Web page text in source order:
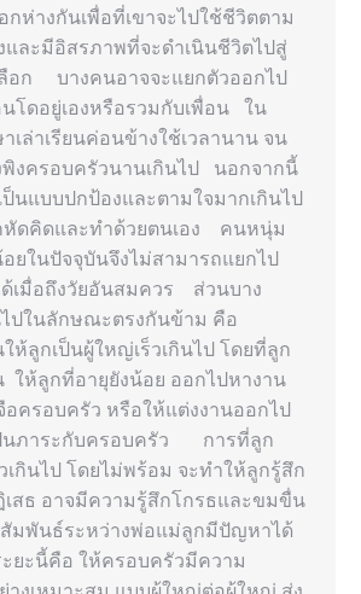
กห่างกันเพื่อที่เขาจะไปใช้ชีวิตตาม
และมีอิสรภาพที่จะดำเนินชีวิตไปสู่
อก บางคนอาจจะแยกตัวออกไป
โดอยู่เองหรือรวมกับเพื่อน ใน
เล่าเรียนค่อนข้างใช้เวลานาน จน
งครอบครัวนานเกินไป นอกจากนี้
ป็นแบบปกป้องและตามใจมากเกินไป
หัดคิดและทำด้วยตนเอง คนหนุ่ม
ยในปัจจุบันจึงไม่สามารถแยกไป
เมื่อถึงวัยอันสมควร ส่วนบาง
ปในลักษณะตรงกันข้าม คือ
ห้ลูกเป็นผู้ใหญ่เร็วเกินไป โดยที่ลูก
ให้ลูกที่อายุยังน้อย ออกไปหางาน
อครอบครัว หรือให้แต่งงานออกไป
ป็นภาระกับครอบครัว การที่ลูก
เกินไป โดยไม่พร้อม จะทำให้ลูกรู้สึก
สธ อาจมีความรู้สึกโกรธและขมขื่น
มพันธ์ระหว่างพ่อแม่ลูกมีปัญหาได้
ยะนี้คือ ให้ครอบครัวมีความ